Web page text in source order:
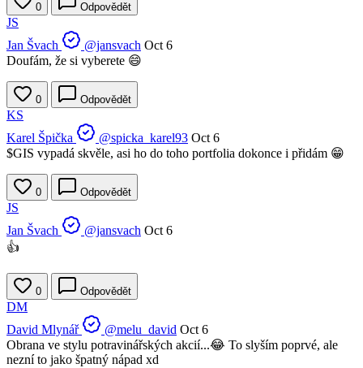
0 Odpovědět
JS
Jan Švach
@jansvach Oct 6
Doufám, že si vyberete 😄
0 Odpovědět
KS
Karel Špička
@spicka_karel93 Oct 6
$GIS vypadá skvěle, asi ho do toho portfolia dokonce i přidám 😁
0 Odpovědět
JS
Jan Švach
@jansvach Oct 6
👍
0 Odpovědět
DM
David Mlynář
@melu_david Oct 6
Obrana ve stylu potravinářských akcií...😂 To slyším poprvé, ale
nezní to jako špatný nápad xd